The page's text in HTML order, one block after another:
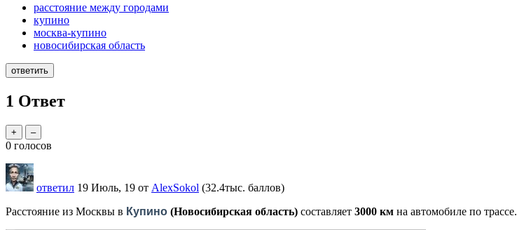
расстояние между городами
купино
москва-купино
новосибирская область
1 Ответ
0 голосов
ответил 19 Июль, 19 от AlexSokol (32.4тыс. баллов)
Расстояние из Москвы в Купино (Новосибирская область) составляет 3000 км на автомобиле по трассе.